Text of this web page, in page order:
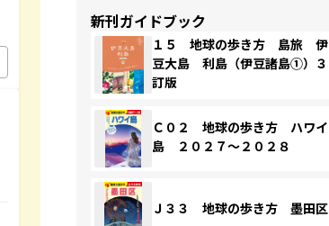
新刊ガイドブック
１５ 地球の歩き方 島旅 伊
豆大島 利島（伊豆諸島①）３
訂版
Ｃ０２ 地球の歩き方 ハワイ
島 ２０２７～２０２８
Ｊ３３ 地球の歩き方 墨田区